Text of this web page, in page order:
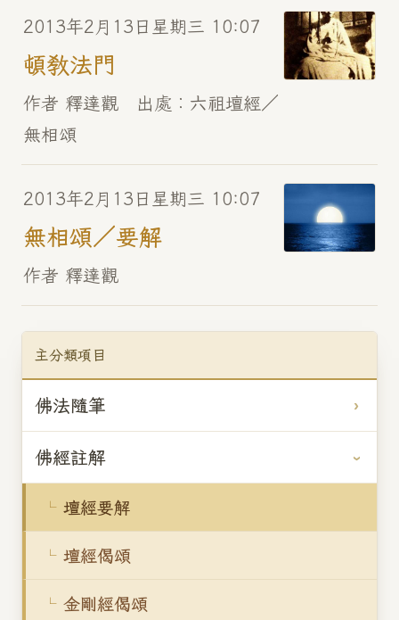
主分類項目
佛法隨筆
佛經註解
壇經要解
壇經偈頌
金剛經偈頌
2013年2月13日星期三 10:07
頓教法門
作者 釋達觀 出處︰六祖壇經／
無相頌
2013年2月13日星期三 10:07
無相頌／要解
作者 釋達觀